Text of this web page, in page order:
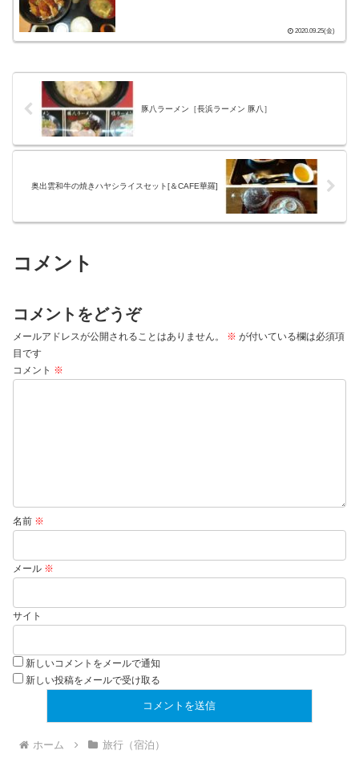
2020.09.25(金)
豚八ラーメン［長浜ラーメン 豚八］
奥出雲和牛の焼きハヤシライスセット[＆CAFE華羅]
コメント
コメントをどうぞ
メールアドレスが公開されることはありません。 ※ が付いている欄は必須項
目です
コメント ※
名前 ※
メール ※
サイト
新しいコメントをメールで通知
新しい投稿をメールで受け取る
ホーム 旅行（宿泊）